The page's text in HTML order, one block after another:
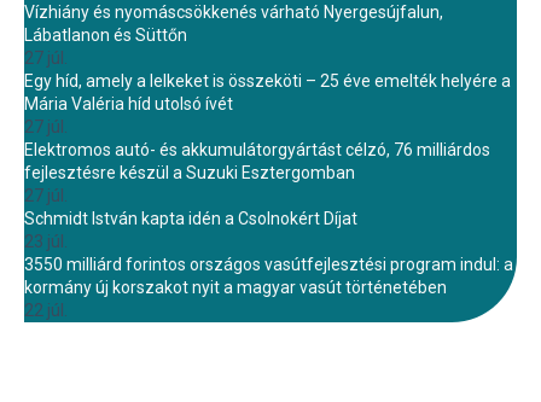
Vízhiány és nyomáscsökkenés várható Nyergesújfalun,
Lábatlanon és Süttőn
27 júl.
Egy híd, amely a lelkeket is összeköti – 25 éve emelték helyére a
Mária Valéria híd utolsó ívét
27 júl.
Elektromos autó- és akkumulátorgyártást célzó, 76 milliárdos
fejlesztésre készül a Suzuki Esztergomban
27 júl.
Schmidt István kapta idén a Csolnokért Díjat
23 júl.
3550 milliárd forintos országos vasútfejlesztési program indul: a
kormány új korszakot nyit a magyar vasút történetében
22 júl.